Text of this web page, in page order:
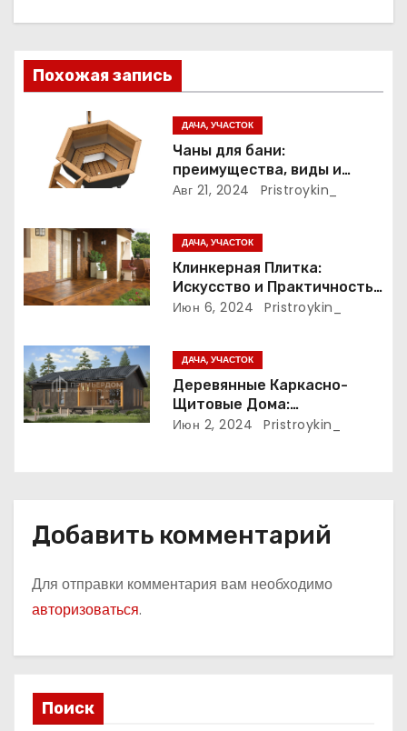
и
з
а
п
и
с
я
Похожая запись
ДАЧА, УЧАСТОК
Чаны для бани:
преимущества, виды и
особенности
Авг 21, 2024 Pristroykin_
ДАЧА, УЧАСТОК
Клинкерная Плитка:
Искусство и Практичность
в Одном Материале
Июн 6, 2024 Pristroykin_
ДАЧА, УЧАСТОК
Деревянные Каркасно-
Щитовые Дома:
Экологичность и
Июн 2, 2024 Pristroykin_
Добавить комментарий
Для отправки комментария вам необходимо
авторизоваться.
Поиск